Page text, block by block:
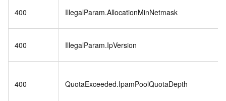
400 IllegalParam.AllocationMinNetmask
400 IllegalParam.IpVersion
400 QuotaExceeded.IpamPoolQuotaDepth